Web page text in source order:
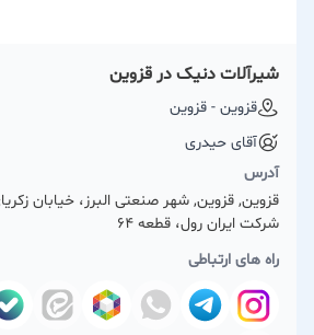
شیرآلات دنیک در قزوین
قزوین - قزوین
آقای حیدری
آدرس
قزوین, قزوین, شهر صنعتی البرز، خیابان
شرکت ایران رول، قطعه 64
راه های ارتباطی